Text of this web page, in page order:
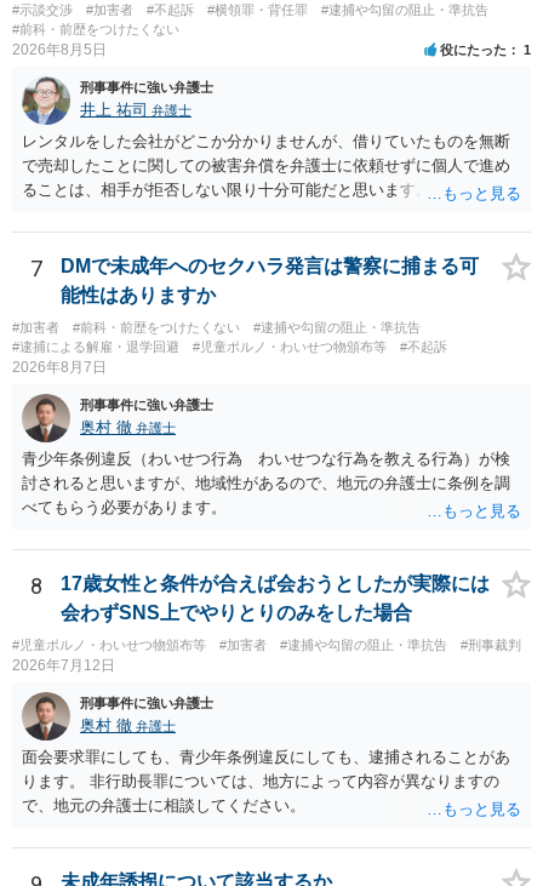
#示談交渉 #加害者 #不起訴 #横領罪・背任罪
#逮捕や勾留の阻止・準抗告
#前科・前歴をつけたくない
2026年8月5日 役にたった 1
刑事事件に強い弁護士
井上 祐司 弁護士
レンタルをした会社がどこか分かりませんが、借りていたものを無断
で売却したことに関しての被害弁償を弁護士に依頼せずに個人で進め
ることは、相手が拒否しない限り十分可能だと思います。 見積を出し
か）、弁護士に法律相談において助言をもらえば足りるでしょう。
7
DMで未成年へのセクハラ発言は警察に捕まる可
能性はありますか
#加害者 #前科・前歴をつけたくない
#逮捕や勾留の阻止・準抗告
#逮捕による解雇・退学回避
#児童ポルノ・わいせつ物頒布等 #不起訴
2026年8月7日
刑事事件に強い弁護士
奥村 徹 弁護士
青少年条例違反（わいせつ行為 わいせつな行為を教える行為）が検
討されると思いますが、地域性があるので、地元の弁護士に条例を調
べてもらう必要があります。
8
17歳女性と条件が合えば会おうとしたが実際には
会わずSNS上でやりとりのみをした場合
#児童ポルノ・わいせつ物頒布等 #加害者 #逮捕や勾留の阻止・準抗告 #刑事裁判
2026年7月12日
刑事事件に強い弁護士
奥村 徹 弁護士
面会要求罪にしても、青少年条例違反にしても、逮捕されることがあ
ります。 非行助長罪については、地方によって内容が異なりますの
で、地元の弁護士に相談してください。
未成年誘拐について該当するか